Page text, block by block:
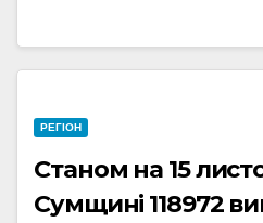
РЕГІОН
Станом на 15
Сумщині 118972